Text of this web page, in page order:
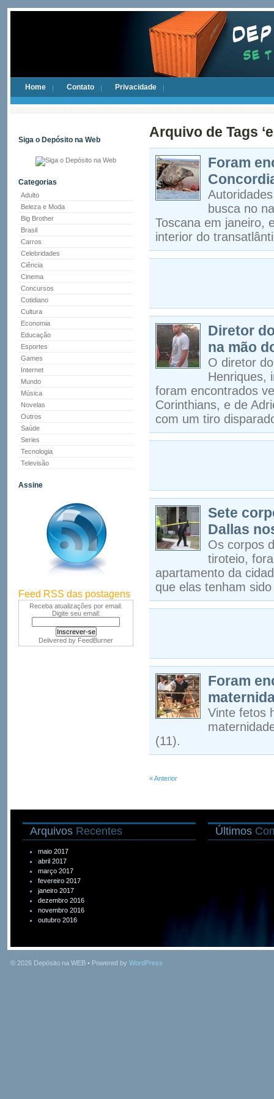
Home Contato Privacidade
Siga o Depósito na Web
Categorias
Adulto
Beleza e Moda
Big Brother
Brasil
Carros
Celebridades
Ciência
Cinema
Concursos
Cotidiano
Cultura
Economia
Educação
Esportes
Games
Internet
Mundo
Música
Novelas
Outros
Saúde
Series
Tecnologia
Televisão
Assine
Feed RSS das postagens
Receba atualizações por email.
Digite seu email:
Delivered by FeedBurner
Arquivo de Tags
Foram
busca no
Toscana em janeiro,
interior do
Diretor
na mão
O diretor
Henriques,
foram encontrados
Corinthians, e de
com um tiro
Sete
Dallas
Os corpos
tiroteio,
apartamento da
que elas tenham
Foram
Vinte fetos
(11).
« Anterior
Arquivos Recentes
maio 2017
abril 2017
março 2017
fevereiro 2017
janeiro 2017
dezembro 2016
novembro 2016
outubro 2016
Últimos
© 2026 Depósito na WEB • Powered by WordPress